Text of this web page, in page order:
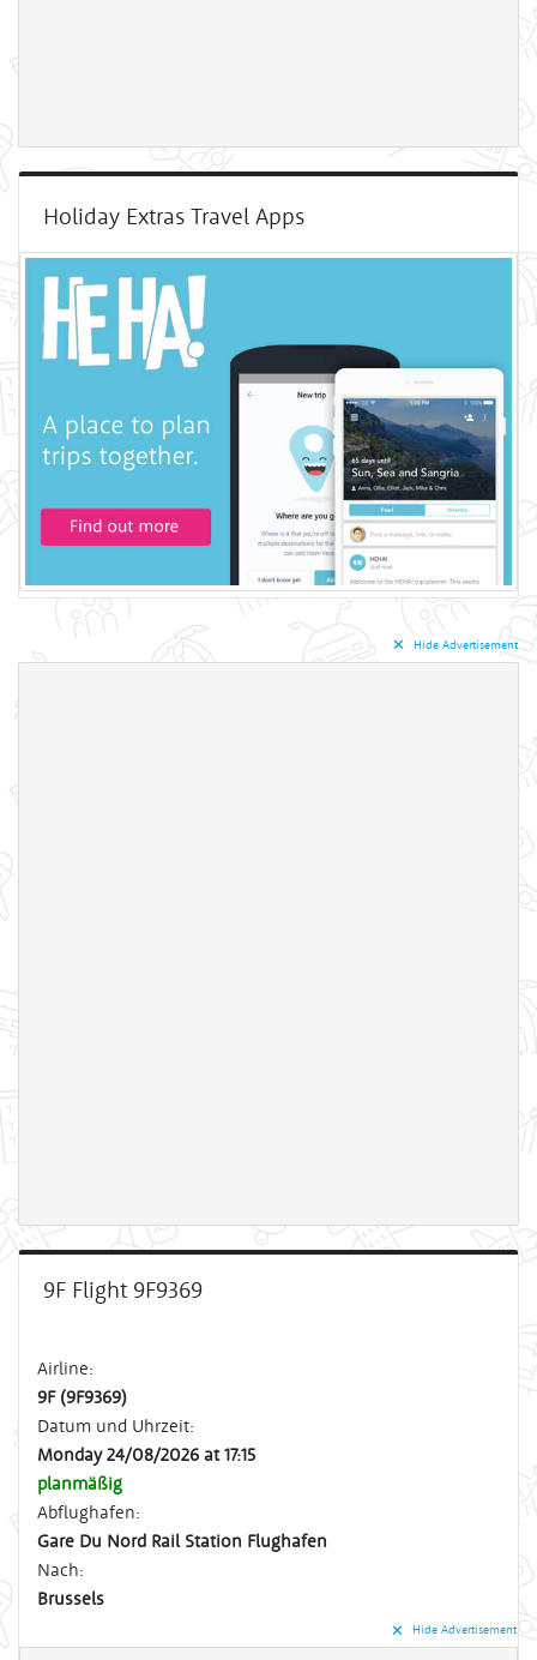
Holiday Extras Travel Apps
✕︎ Hide Advertisement
9F Flight 9F9369
Airline:
9F (9F9369)
Datum und Uhrzeit:
Monday 24/08/2026 at 17:15
planmäßig
Abflughafen:
Gare Du Nord Rail Station Flughafen
Nach:
Brussels
✕︎ Hide Advertisement